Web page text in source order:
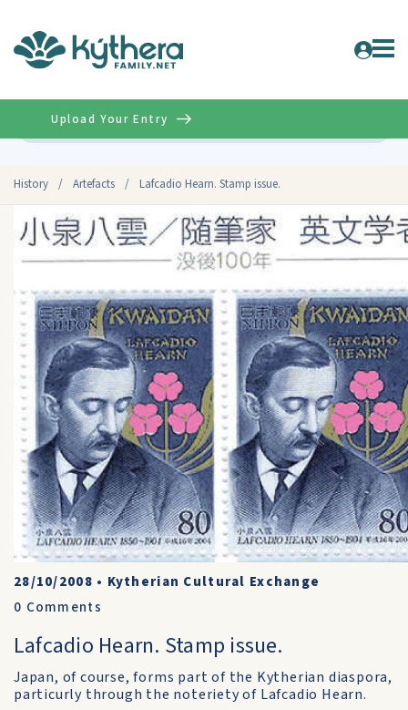
History / Artefacts / Lafcadio Hearn. Stamp issue.
Upload Your Entry
28/10/2008 • Kytherian Cultural Exchange
0 Comments
Lafcadio Hearn. Stamp issue.
Japan, of course, forms part of the Kytherian diaspora,
particurly through the noteriety of Lafcadio Hearn.